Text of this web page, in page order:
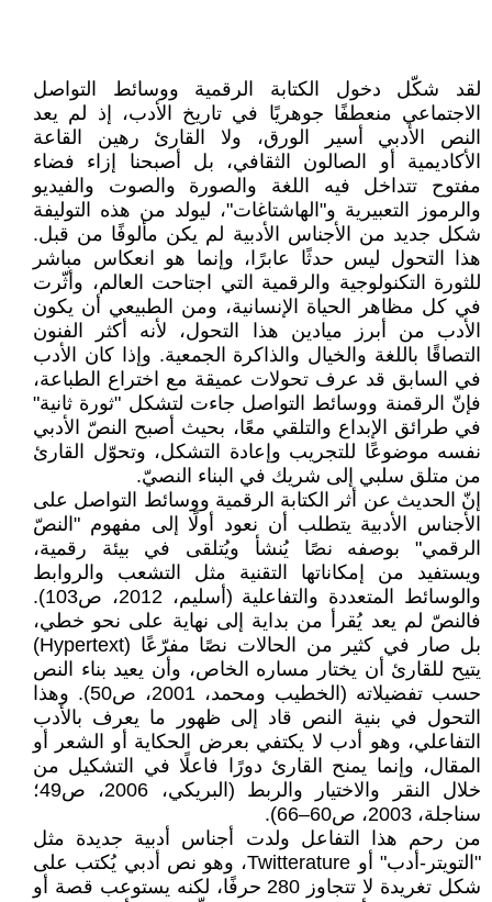
لقد شكّل دخول الكتابة الرقمية ووسائط التواصل
الاجتماعي منعطفًا جوهريًا في تاريخ الأدب، إذ لم يعد
النص الأدبي أسير الورق، ولا القارئ رهين القاعة
الأكاديمية أو الصالون الثقافي، بل أصبحنا إزاء فضاء
مفتوح تتداخل فيه اللغة والصورة والصوت والفيديو
والرموز التعبيرية و"الهاشتاغات"، ليولد من هذه التوليفة
شكل جديد من الأجناس الأدبية لم يكن مألوفًا من قبل.
هذا التحول ليس حدثًا عابرًا، وإنما هو انعكاس مباشر
للثورة التكنولوجية والرقمية التي اجتاحت العالم، وأثّرت
في كل مظاهر الحياة الإنسانية، ومن الطبيعي أن يكون
الأدب من أبرز ميادين هذا التحول، لأنه أكثر الفنون
التصاقًا باللغة والخيال والذاكرة الجمعية. وإذا كان الأدب
في السابق قد عرف تحولات عميقة مع اختراع الطباعة،
فإنّ الرقمنة ووسائط التواصل جاءت لتشكل "ثورة ثانية"
في طرائق الإبداع والتلقي معًا، بحيث أصبح النصّ الأدبي
نفسه موضوعًا للتجريب وإعادة التشكل، وتحوّل القارئ
من متلق سلبي إلى شريك في البناء النصيّ.
إنّ الحديث عن أثر الكتابة الرقمية ووسائط التواصل على
الأجناس الأدبية يتطلب أن نعود أولًا إلى مفهوم "النصّ
الرقمي" بوصفه نصًا يُنشأ ويُتلقى في بيئة رقمية،
ويستفيد من إمكاناتها التقنية مثل التشعب والروابط
والوسائط المتعددة والتفاعلية (أسليم، 2012، ص103).
فالنصّ لم يعد يُقرأ من بداية إلى نهاية على نحو خطي،
بل صار في كثير من الحالات نصًا مفرّعًا (Hypertext)
يتيح للقارئ أن يختار مساره الخاص، وأن يعيد بناء النص
حسب تفضيلاته (الخطيب ومحمد، 2001، ص50). وهذا
التحول في بنية النص قاد إلى ظهور ما يعرف بالأدب
التفاعلي، وهو أدب لا يكتفي بعرض الحكاية أو الشعر أو
المقال، وإنما يمنح القارئ دورًا فاعلًا في التشكيل من
خلال النقر والاختيار والربط (البريكي، 2006، ص49؛
سناجلة، 2003، ص60–66).
من رحم هذا التفاعل ولدت أجناس أدبية جديدة مثل
"التويتر-أدب" أو Twitterature، وهو نص أدبي يُكتب على
شكل تغريدة لا تتجاوز 280 حرفًا، لكنه يستوعب قصة أو